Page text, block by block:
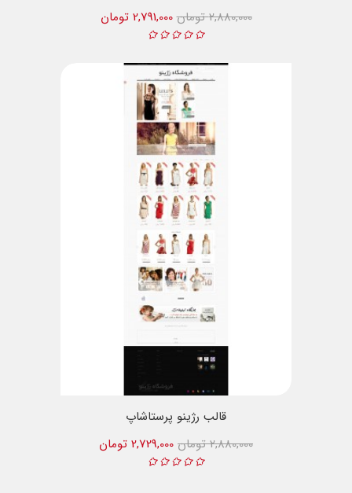
2,791,000 تومان
2,880,000 تومان
قالب رژینو پرستاشاپ
2,729,000 تومان
2,880,000 تومان